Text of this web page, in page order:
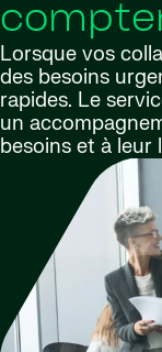
Lorsque vos
des besoins
rapides. Le
un
besoins et à leur